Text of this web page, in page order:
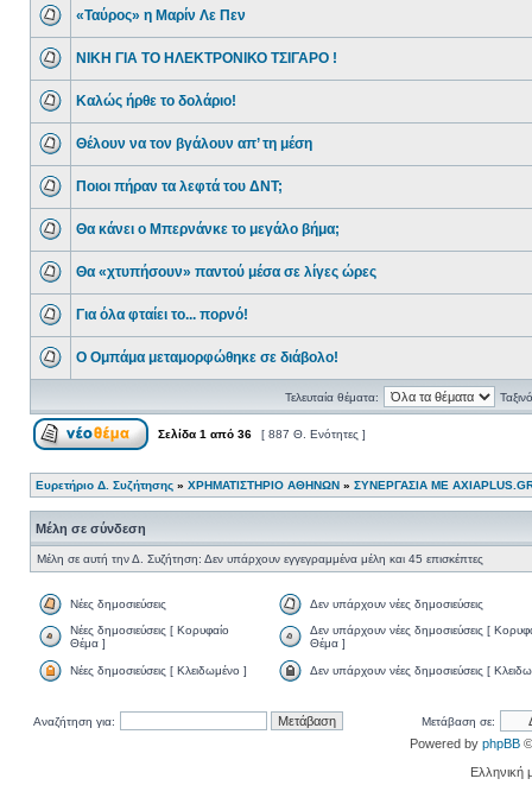
«Ταύρος» η Μαρίν Λε Πεν
NIKH ΓΙΑ ΤΟ ΗΛΕΚΤΡΟΝΙΚΟ ΤΣΙΓΑΡΟ !
Καλώς ήρθε το δολάριο!
Θέλουν να τον βγάλουν απ’ τη μέση
Ποιοι πήραν τα λεφτά του ΔΝΤ;
Θα κάνει ο Μπερνάνκε το μεγάλο βήμα;
Θα «χτυπήσουν» παντού μέσα σε λίγες ώρες
Για όλα φταίει το... πορνό!
Ο Ομπάμα μεταμορφώθηκε σε διάβολο!
Τελευταία θέματα:
Σελίδα 1 από 36 [ 887 Θ. Ενότητες ]
Ευρετήριο Δ. Συζήτησης » ΧΡΗΜΑΤΙΣΤΗΡΙΟ ΑΘΗΝΩΝ » ΣΥΝΕΡΓΑΣΙΑ ΜΕ
Μέλη σε σύνδεση
Μέλη σε αυτή την Δ. Συζήτηση: Δεν υπάρχουν εγγεγραμμένα μέλη και 45 επισκέπτες
Νέες δημοσιεύσεις
Δεν υπάρχουν νέες δημοσιεύσεις
Νέες δημοσιεύσεις [ Κορυφαίο
Θέμα ]
Δεν υπάρχουν νέες δημοσιεύσεις [
Θέμα ]
Νέες δημοσιεύσεις [ Κλειδωμένο ] Δεν υπάρχουν νέες δημοσιεύσεις [
Αναζήτηση για: Μετάβαση σε:
Powered by phpBB
Ελληνική